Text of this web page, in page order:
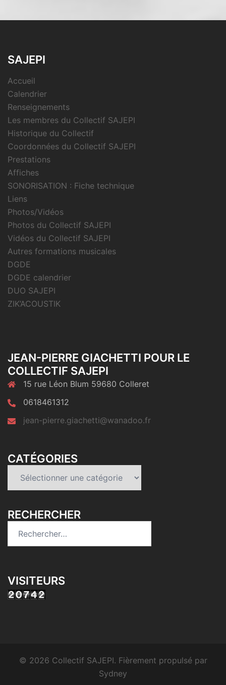
SAJEPI
Accueil
Calendrier
Renseignements
Les membres du Collectif SAJEPI
Historique du Collectif
Coordonnées du Collectif SAJEPI
Prestations
Affiches
SONORISATION : Fiche technique
Liens
Photos/Vidéos
Photos du Collectif SAJEPI
Vidéos du Collectif SAJEPI
Autres formations musicales
DGDE
DGDE calendrier
DUO SAJEPI
ZIK’ACOUSTIK
JEAN-PIERRE GIACHETTI POUR LE
COLLECTIF SAJEPI
15 rue Léon Blum 59680 Colleret
0618461312
jean-pierre.giachetti@wanadoo.fr
CATÉGORIES
RECHERCHER
VISITEURS
© 2026 Collectif SAJEPI. Fièrement propulsé par
Sydney